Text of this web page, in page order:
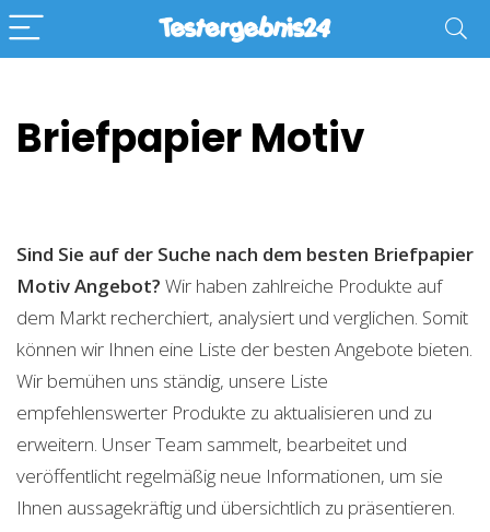
Briefpapier Motiv
Sind Sie auf der Suche nach dem besten Briefpapier
MotivAngebot? Wir haben zahlreiche Produkte auf
dem Markt recherchiert, analysiert und verglichen. Somit
können wir Ihnen eine Liste der besten Angebote bieten.
Wir bemühen uns ständig, unsere Liste
empfehlenswerter Produkte zu aktualisieren und zu
erweitern. Unser Team sammelt, bearbeitet und
veröffentlicht regelmäßig neue Informationen, um sie
Ihnen aussagekräftig und übersichtlich zu präsentieren.